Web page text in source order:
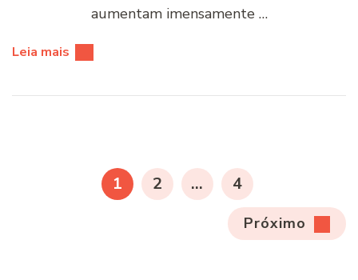
aumentam imensamente …
Leia mais
PÁGINA
1 PÁGINA
2 … PÁGINA
4
Próximo